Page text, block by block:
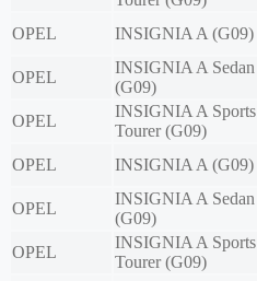
OPEL
INSIGNIA A (G09)
OPEL
INSIGNIA A Sedan
(G09)
OPEL
INSIGNIA A Sports
Tourer (G09)
OPEL
INSIGNIA A (G09)
OPEL
INSIGNIA A Sedan
(G09)
OPEL
INSIGNIA A Sports
Tourer (G09)